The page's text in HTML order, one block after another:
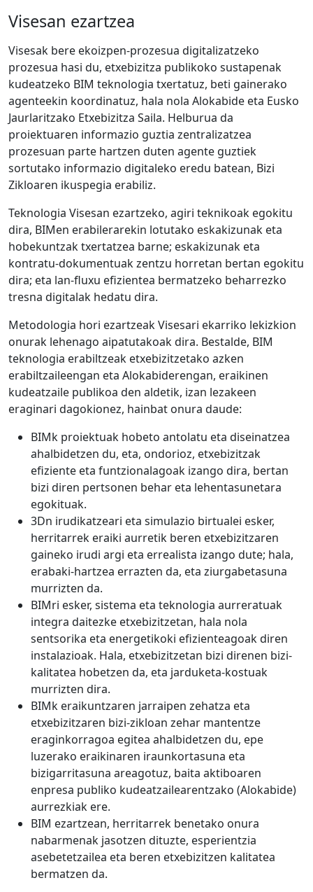
Visesan ezartzea
Visesak bere ekoizpen-prozesua digitalizatzeko
prozesua hasi du, etxebizitza publikoko sustapenak
kudeatzeko BIM teknologia txertatuz, beti gainerako
agenteekin koordinatuz, hala nola Alokabide eta Eusko
Jaurlaritzako Etxebizitza Saila. Helburua da
proiektuaren informazio guztia zentralizatzea
prozesuan parte hartzen duten agente guztiek
sortutako informazio digitaleko eredu batean, Bizi
Zikloaren ikuspegia erabiliz.
Teknologia Visesan ezartzeko, agiri teknikoak egokitu
dira, BIMen erabilerarekin lotutako eskakizunak eta
hobekuntzak txertatzea barne; eskakizunak eta
kontratu-dokumentuak zentzu horretan bertan egokitu
dira; eta lan-fluxu efizientea bermatzeko beharrezko
tresna digitalak hedatu dira.
Metodologia hori ezartzeak Visesari ekarriko lekizkion
onurak lehenago aipatutakoak dira. Bestalde, BIM
teknologia erabiltzeak etxebizitzetako azken
erabiltzaileengan eta Alokabiderengan, eraikinen
kudeatzaile publikoa den aldetik, izan lezakeen
eraginari dagokionez, hainbat onura daude:
BIMk proiektuak hobeto antolatu eta diseinatzea
ahalbidetzen du, eta, ondorioz, etxebizitzak
efiziente eta funtzionalagoak izango dira, bertan
bizi diren pertsonen behar eta lehentasunetara
egokituak.
3Dn irudikatzeari eta simulazio birtualei esker,
herritarrek eraiki aurretik beren etxebizitzaren
gaineko irudi argi eta errealista izango dute; hala,
erabaki-hartzea errazten da, eta ziurgabetasuna
murrizten da.
BIMri esker, sistema eta teknologia aurreratuak
integra daitezke etxebizitzetan, hala nola
sentsorika eta energetikoki efizienteagoak diren
instalazioak. Hala, etxebizitzetan bizi direnen bizi-
kalitatea hobetzen da, eta jarduketa-kostuak
murrizten dira.
BIMk eraikuntzaren jarraipen zehatza eta
etxebizitzaren bizi-zikloan zehar mantentze
eraginkorragoa egitea ahalbidetzen du, epe
luzerako eraikinaren iraunkortasuna eta
bizigarritasuna areagotuz, baita aktiboaren
enpresa publiko kudeatzailearentzako (Alokabide)
aurrezkiak ere.
BIM ezartzean, herritarrek benetako onura
nabarmenak jasotzen dituzte, esperientzia
asebetetzailea eta beren etxebizitzen kalitatea
bermatzen da.